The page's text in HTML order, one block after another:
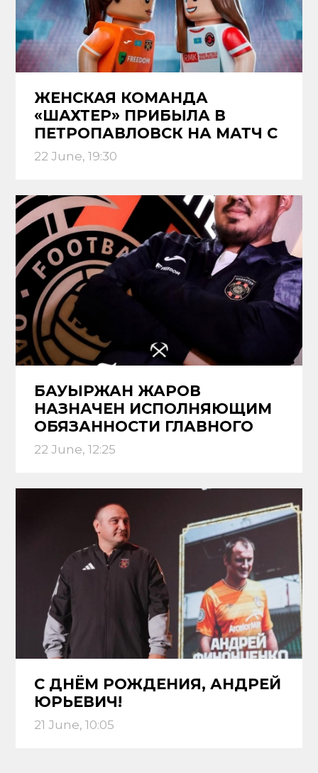
ЖЕНСКАЯ КОМАНДА
«ШАХТЕР» ПРИБЫЛА В
ПЕТРОПАВЛОВСК НА МАТЧ С
«КЫЗЫЛЖАРОМ»
22 June, 19:30
БАУЫРЖАН ЖАРОВ
НАЗНАЧЕН ИСПОЛНЯЮЩИМ
ОБЯЗАННОСТИ ГЛАВНОГО
ТРЕНЕРА ЖЕНСКОЙ
КОМАНДЫ «ШАХТЕР»
22 June, 12:25
С ДНЁМ РОЖДЕНИЯ, АНДРЕЙ
ЮРЬЕВИЧ!
21 June, 10:05